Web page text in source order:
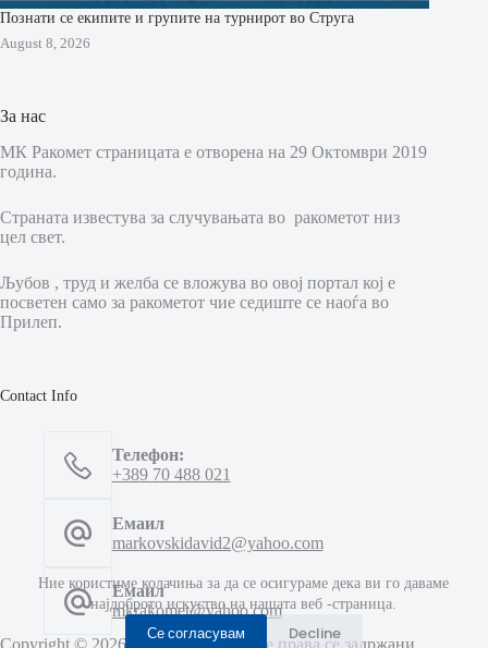
Ние користиме колачиња за да се осигураме дека ви го даваме
најдоброто искуство на нашата веб -страница.
Се согласувам Decline
Познати се екипите и групите на турнирот во Струга
August 8, 2026
За нас
МК Ракомет страницата е отворена на 29 Октомври 2019
година.
Страната известува за случувањата во ракометот низ
цел свет.
Љубов , труд и желба се вложува во овој портал кој е
посветен само за ракометот чие седиште се наоѓа во
Прилеп.
Contact Info
Телефон:
+389 70 488 021
Емаил
markovskidavid2@yahoo.com
Емаил
mkrakomet@yahoo.com